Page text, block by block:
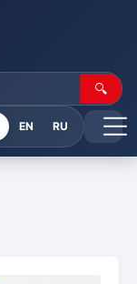
🔍
EN RU